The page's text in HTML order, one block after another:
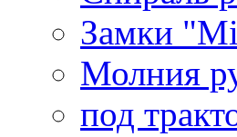
Замки
Молния
под